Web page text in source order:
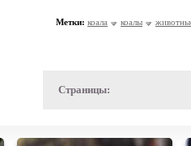
Метки: коала коалы
Страницы: